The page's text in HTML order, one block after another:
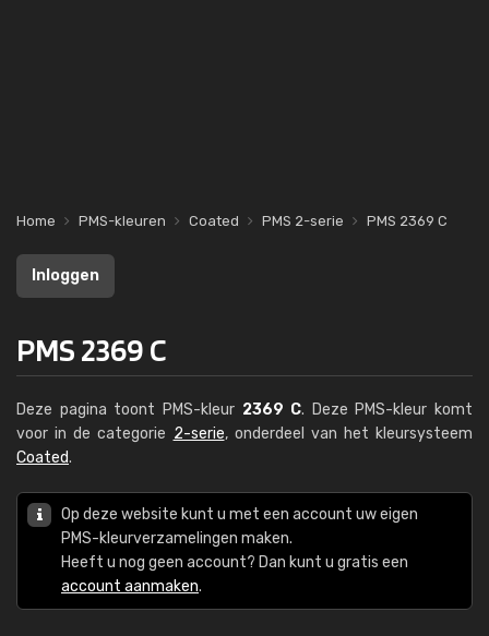
Home PMS-kleuren Coated PMS 2-serie PMS 2369 C
Inloggen
PMS 2369 C
Deze pagina toont PMS-kleur 2369 C. Deze PMS-kleur komt
voor in de categorie 2-serie, onderdeel van het kleursysteem
Coated.
Op deze website kunt u met een account uw eigen
PMS-kleurverzamelingen maken.
Heeft u nog geen account? Dan kunt u gratis een
account aanmaken.